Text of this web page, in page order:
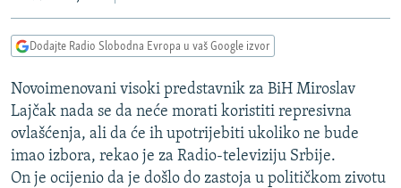
Pređite
na
pretragu
VIZUELNO
VIDEO
FOTOGALERIJE
INFOGRAFIKE
PODCASTI
RAT U UKRAJINI
KINA NA BALKANU
RSE PRIČE IZ SVIJETA
ISPRIČAJ MI
Dodajte Radio Slobodna Evropa u vaš Google izvor
Novoimenovani visoki predstavnik za BiH Miroslav
Lajčak nada se da neće morati koristiti represivna
ovlašćenja, ali da će ih upotrijebiti ukoliko ne bude
imao izbora, rekao je za Radio-televiziju Srbije.
On je ocijenio da je došlo do zastoja u političkom zivotu